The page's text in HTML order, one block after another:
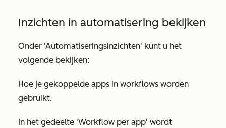
Inzichten in automatisering bekijken
Onder 'Automatiseringsinzichten' kunt u het
volgende bekijken:
Hoe je gekoppelde apps in workflows worden
gebruikt.
In het gedeelte 'Workflow per app' wordt